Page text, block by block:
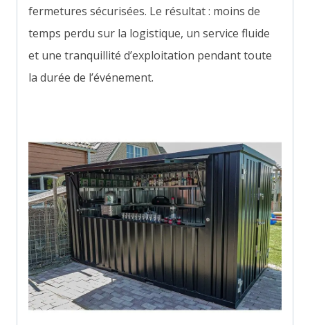
fermetures sécurisées. Le résultat : moins de
temps perdu sur la logistique, un service fluide
et une tranquillité d’exploitation pendant toute
la durée de l’événement.